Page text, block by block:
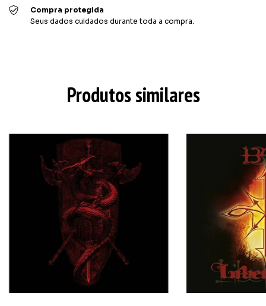
Compra protegida
Seus dados cuidados durante toda a compra.
Produtos similares